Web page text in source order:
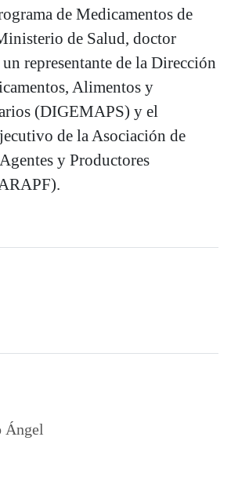
de Medicamentos de
de Salud, doctor
representante de la Dirección
Alimentos y
(DIGEMAPS) y el
de la Asociación de
y Productores
Ángel